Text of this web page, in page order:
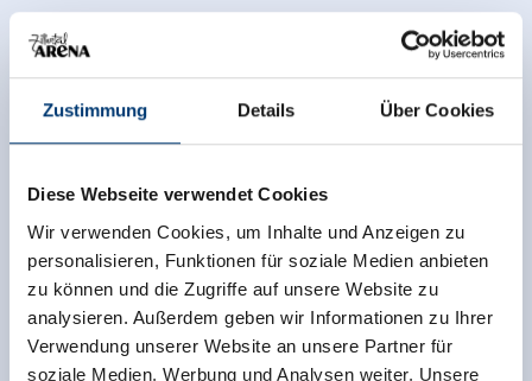
Zustimmung Details Über Cookies
Diese Webseite verwendet Cookies
Wir verwenden Cookies, um Inhalte und Anzeigen zu
personalisieren, Funktionen für soziale Medien anbieten
zu können und die Zugriffe auf unsere Website zu
analysieren. Außerdem geben wir Informationen zu Ihrer
Verwendung unserer Website an unsere Partner für
soziale Medien, Werbung und Analysen weiter. Unsere